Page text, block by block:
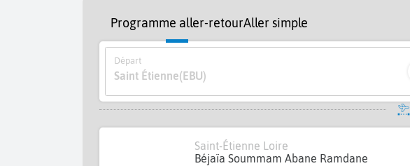
Programme aller-retourAller simple
Départ
Saint Étienne(EBU)
Saint-Étienne Loire
Béjaïa Soummam Abane Ramdane